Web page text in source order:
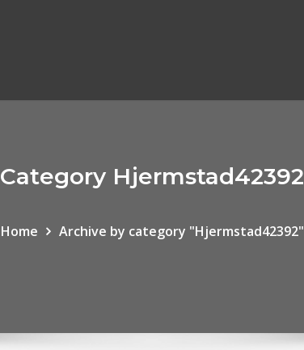
Category Hjermstad42392
Home Archive by category "Hjermstad42392"